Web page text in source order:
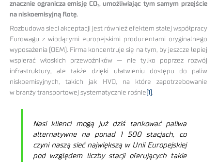
znacznie ogranicza emisję CO₂, umożliwiając tym samym przejście
na niskoemisyjną flotę.
Rozbudowa sieci akceptacji jest również efektem stałej współpracy
Eurowagu z wiodącymi europejskimi producentami oryginalnego
wyposażenia (OEM). Firma koncentruje się na tym, by jeszcze lepiej
wspierać włoskich przewoźników — nie tylko poprzez rozwój
infrastruktury, ale także dzięki ułatwieniu dostępu do paliw
niskoemisyjnych, takich jak HVO, na które zapotrzebowanie
w branży transportowej systematycznie rośnie [1] .
Nasi klienci mogą już dziś tankować paliwa
alternatywne na ponad 1 500 stacjach, co
czyni naszą sieć największą w Unii Europejskiej
pod względem liczby stacji oferujących takie